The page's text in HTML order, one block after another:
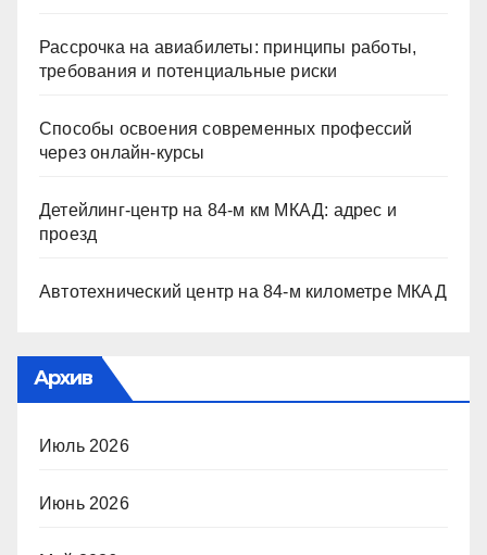
Рассрочка на авиабилеты: принципы работы,
требования и потенциальные риски
Способы освоения современных профессий
через онлайн-курсы
Детейлинг-центр на 84-м км МКАД: адрес и
проезд
Автотехнический центр на 84-м километре МКАД
Архив
Июль 2026
Июнь 2026